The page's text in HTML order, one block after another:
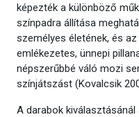
képezték a különböző
színpadra állítása
személyes életének, és
emlékezetes, ünnepi
népszerűbbé váló mozi
színjátszást (Kovalcsik
A darabok